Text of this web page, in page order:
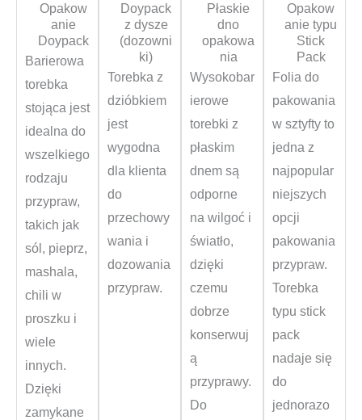
Opakow
anie
Doypack
Barierowa
torebka
stojąca jest
idealna do
wszelkiego
rodzaju
przypraw,
takich jak
sól, pieprz,
mashala,
chili w
proszku i
wiele
innych.
Dzięki
zamykane
Doypack
z dysze
(dozowni
ki)
Torebka z
dzióbkiem
jest
wygodna
dla klienta
do
przechowy
wania i
dozowania
przypraw.
Płaskie
dno
opakowa
nia
Wysokobar
ierowe
torebki z
płaskim
dnem są
odporne
na wilgoć i
światło,
dzięki
czemu
dobrze
konserwuj
ą
przyprawy.
Do
Opakow
anie typu
Stick
Pack
Folia do
pakowania
w sztyfty to
jedna z
najpopular
niejszych
opcji
pakowania
przypraw.
Torebka
typu stick
pack
nadaje się
do
jednorazo